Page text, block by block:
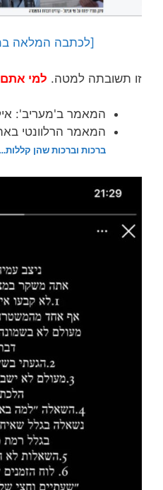
[לכתבה המלאה
זו תשובתה למטה. למי
המאמר ב'מעריב': אילן
המאמר הרלוונטי
ברכות וברכות שהן קללות…